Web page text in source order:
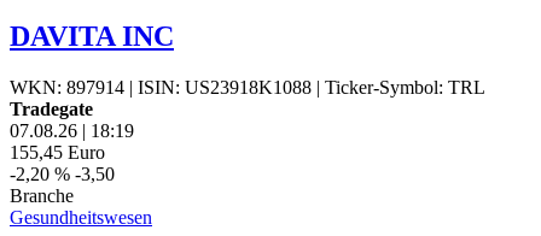
DAVITA INC
WKN: 897914 | ISIN: US23918K1088 | Ticker-Symbol: TRL
Tradegate
07.08.26 | 18:19
155,45 Euro
-2,20 % -3,50
Branche
Gesundheitswesen